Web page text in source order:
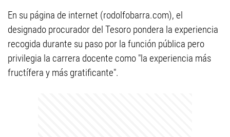
En su página de internet (rodolfobarra.com), el
designado procurador del Tesoro pondera la experiencia
recogida durante su paso por la función pública pero
privilegia la carrera docente como "la experiencia más
fructífera y más gratificante".